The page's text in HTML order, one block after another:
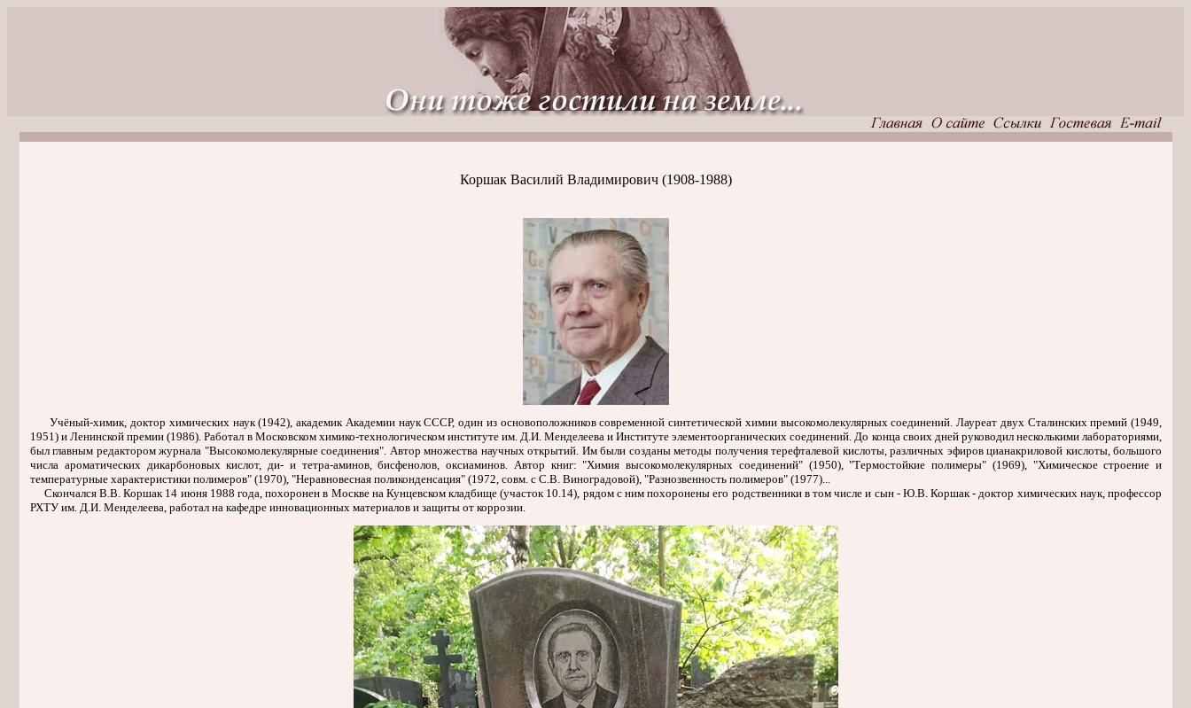
Коршак Василий Владимирович (1908-1988)
Учёный-химик, доктор химических наук (1942), академик Академии наук СССР, один из основоположников современной синтетической химии высокомолекулярных соединений. Лауреат двух Сталинских премий (1949,
1951) и Ленинской премии (1986). Работал в Московском химико-технологическом институте им. Д.И. Менделеева и Институте элементоорганических соединений. До конца своих дней руководил несколькими лабораториями,
был главным редактором журнала "Высокомолекулярные соединения". Автор множества научных открытий. Им были созданы методы получения терефталевой кислоты, различных эфиров цианакриловой кислоты, большого
числа ароматических дикарбоновых кислот, ди- и тетра-аминов, бисфенолов, оксиаминов. Автор книг: "Химия высокомолекулярных соединений" (1950), "Термостойкие полимеры" (1969), "Химическое строение и
температурные характеристики полимеров" (1970), "Неравновесная поликонденсация" (1972, совм. с С.В. Виноградовой), "Разнозвенность полимеров" (1977)...
Скончался В.В. Коршак 14 июня 1988 года, похоронен в Москве на Кунцевском кладбище (участок 10.14), рядом с ним похоронены его родственники в том числе и сын - Ю.В. Коршак - доктор химических наук, профессор
РХТУ им. Д.И. Менделеева, работал на кафедре инновационных материалов и защиты от коррозии.